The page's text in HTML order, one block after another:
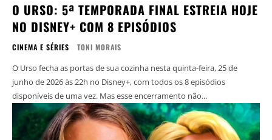
O URSO: 5ª TEMPORADA FINAL ESTREIA HOJE
NO DISNEY+ COM 8 EPISÓDIOS
CINEMA E SÉRIES TONI MORAIS
O Urso fecha as portas de sua cozinha nesta quinta-feira, 25 de
junho de 2026 às 22h no Disney+, com todos os 8 episódios
disponíveis de uma vez. Mas esse encerramento não...